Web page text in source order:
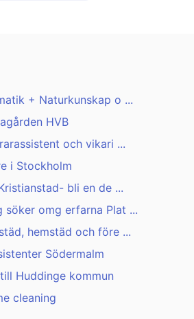
+ Naturkunskap o ...
HVB
och vikari ...
i Stockholm
bli en de ...
söker omg erfarna Plat ...
hemstäd och före ...
Södermalm
Huddinge kommun
cleaning